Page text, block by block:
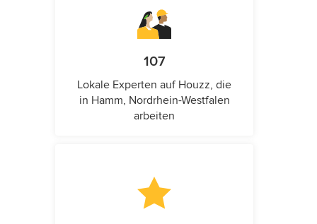
107
Lokale Experten auf Houzz, die
in Hamm, Nordrhein-Westfalen
arbeiten